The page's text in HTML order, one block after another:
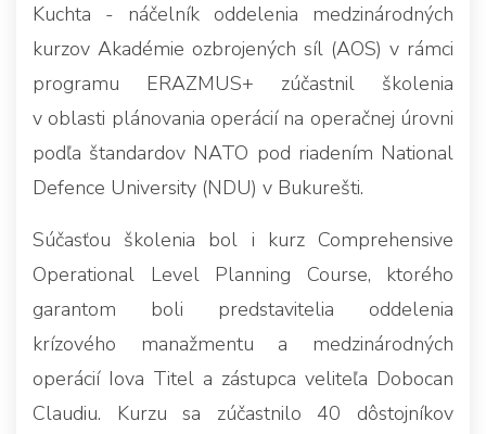
Kuchta - náčelník oddelenia medzinárodných
kurzov Akadémie ozbrojených síl (AOS) v rámci
programu ERAZMUS+ zúčastnil školenia
v oblasti plánovania operácií na operačnej úrovni
podľa štandardov NATO pod riadením National
Defence University (NDU) v Bukurešti.
Súčasťou školenia bol i kurz Comprehensive
Operational Level Planning Course, ktorého
garantom boli predstavitelia oddelenia
krízového manažmentu a medzinárodných
operácií Iova Titel a zástupca veliteľa Dobocan
Claudiu. Kurzu sa zúčastnilo 40 dôstojníkov